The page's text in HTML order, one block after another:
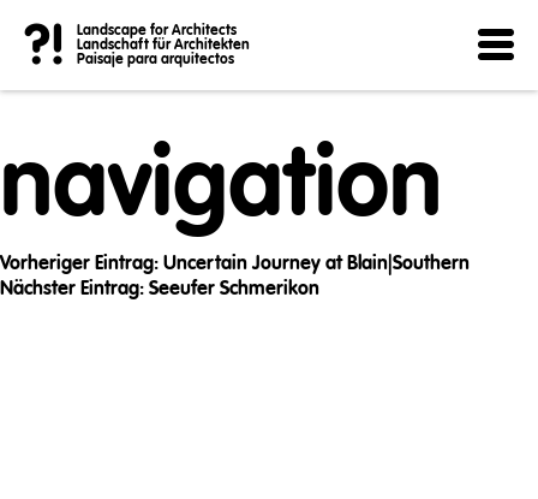
?!
Landscape for Architects
Landschaft für Architekten
Paisaje para arquitectos
Post
navigation
Vorheriger Eintrag: Uncertain Journey at Blain|Southern
Nächster Eintrag: Seeufer Schmerikon